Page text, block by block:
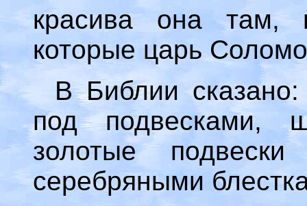
красива она там,
которые царь
В Библии
под подвесками,
золотые
серебряными